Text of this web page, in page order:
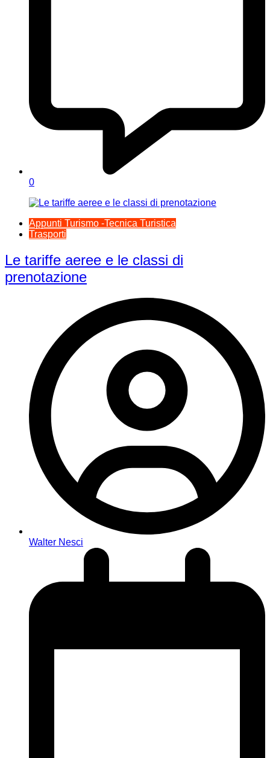
0
Appunti Turismo -Tecnica Turistica
Trasporti
Le tariffe aeree e le classi di
prenotazione
Walter Nesci